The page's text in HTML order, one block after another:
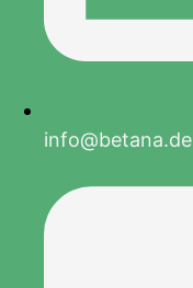
info@betana.de